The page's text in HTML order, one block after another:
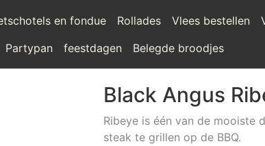
en fondue Rollades Vlees bestellen
Partypan feestdagen Belegde broodjes
Black Angus
Ribeye is één van de mooiste
steak te grillen op de BBQ.